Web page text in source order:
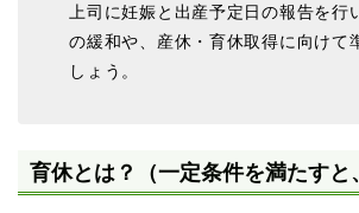
上司に妊娠と出産予定日の報告を行
の緩和や、産休・育休取得に向けて
しょう。
育休とは？（一定条件を満たすと